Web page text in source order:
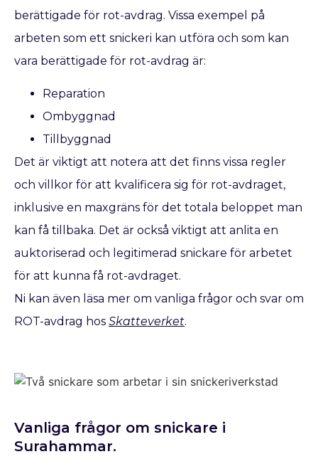
berättigade för rot-avdrag. Vissa exempel på
arbeten som ett snickeri kan utföra och som kan
vara berättigade för rot-avdrag är:
Reparation
Ombyggnad
Tillbyggnad
Det är viktigt att notera att det finns vissa regler
och villkor för att kvalificera sig för rot-avdraget,
inklusive en maxgräns för det totala beloppet man
kan få tillbaka. Det är också viktigt att anlita en
auktoriserad och legitimerad snickare för arbetet
för att kunna få rot-avdraget.
Ni kan även läsa mer om vanliga frågor och svar om
ROT-avdrag hos Skatteverket.
Vanliga frågor om snickare i
Surahammar.